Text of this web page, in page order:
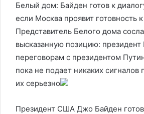
Белый дом: Байден готов к
если Москва проявит готовность
Представитель Белого дома
высказанную позицию: президент
переговорам с президентом
пока не подает никаких сигналов
их серьезно
Президент США Джо Байден готов